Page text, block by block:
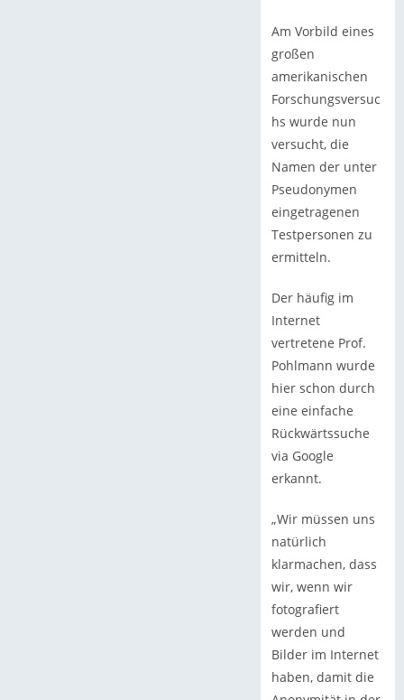
Am Vorbild eines
großen
amerikanischen
Forschungsversuc
hs wurde nun
versucht, die
Namen der unter
Pseudonymen
eingetragenen
Testpersonen zu
ermitteln.
Der häufig im
Internet
vertretene Prof.
Pohlmann wurde
hier schon durch
eine einfache
Rückwärtssuche
via Google
erkannt.
„Wir müssen uns
natürlich
klarmachen, dass
wir, wenn wir
fotografiert
werden und
Bilder im Internet
haben, damit die